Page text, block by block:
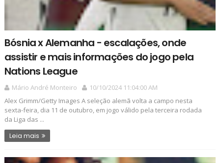
Bósnia x Alemanha - escalações, onde
assistir e mais informações do jogo pela
Nations League
Mário André Monteiro
10/10/2024 11:04:00 AM
Alex Grimm/Getty Images A seleção alemã volta a campo nesta
sexta-feira, dia 11 de outubro, em jogo válido pela terceira rodada
da Liga das ...
Leia mais